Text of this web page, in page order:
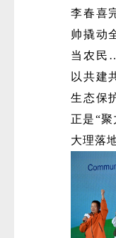
李春喜
帅撬动
当农民
以共建
生态保
正是“
大理落